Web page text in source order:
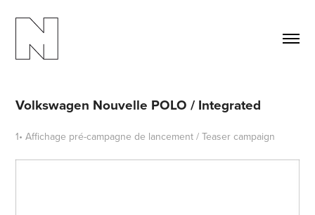
Volkswagen Nouvelle POLO / Integrated
1• Affichage pré-campagne de lancement / Teaser campaign